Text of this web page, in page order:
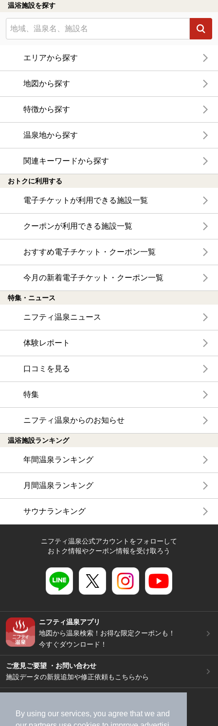
By using our services, you agree that we and
温浴施設を探す
エリアから探す
地図から探す
特徴から探す
温泉地から探す
関連キーワードから探す
おトクに利用する
電子チケットが利用できる施設一覧
クーポンが利用できる施設一覧
おすすめ電子チケット・クーポン一覧
今月の新着電子チケット・クーポン一覧
特集・ニュース
ニフティ温泉ニュース
体験レポート
口コミを見る
特集
ニフティ温泉からのお知らせ
温浴施設ランキング
年間温泉ランキング
月間温泉ランキング
サウナランキング
ニフティ温泉公式アカウントをフォローして
おトク情報やクーポン情報を受け取ろう
ニフティ温泉アプリ
地図から温泉検索！お得な限定クーポンも！
今すぐダウンロード！
ご意見ご要望 ・お問い合わせ
施設データの新規追加や修正依頼もこちらから
加盟店募集（資料請求）
広告出稿のご案内